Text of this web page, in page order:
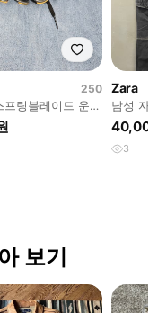
250
프링블레이드 운동
Zara
남성 자
치 포인
3
보기